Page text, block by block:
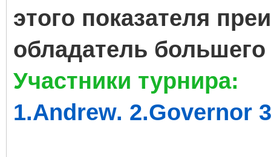
этого показателя
обладатель большего
Участники турнира:
1.Andrew. 2.Governor